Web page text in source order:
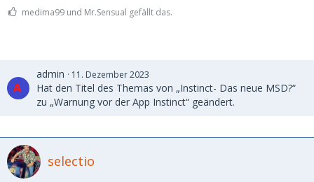
medima99 und Mr.Sensual gefällt das.
admin 11. Dezember 2023
Hat den Titel des Themas von „Instinct- Das neue MSD?“
zu „Warnung vor der App Instinct“ geändert.
selectio